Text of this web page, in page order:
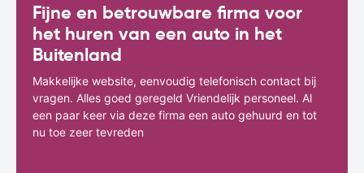
Fijne en betrouwbare firma voor
het huren van een auto in het
Buitenland
Makkelijke website, eenvoudig telefonisch contact bij
vragen. Alles goed geregeld Vriendelijk personeel. Al
een paar keer via deze firma een auto gehuurd en tot
nu toe zeer tevreden